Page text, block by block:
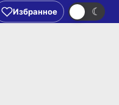
Избранное ☀ ☾